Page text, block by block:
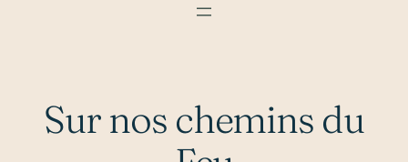
Sur nos chemins du